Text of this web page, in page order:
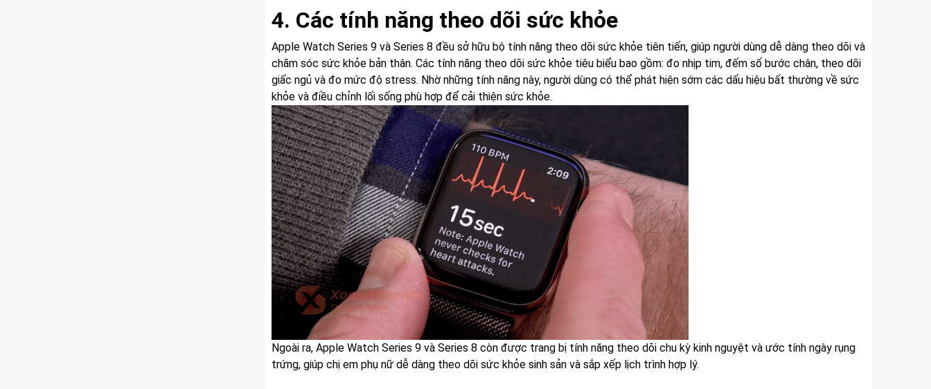
4. Các tính năng theo dõi sức khỏe
Apple Watch Series 9 và Series 8 đều sở hữu bộ tính năng theo dõi sức khỏe tiên tiến, giúp người dùng dễ dàng theo dõi và
chăm sóc sức khỏe bản thân. Các tính năng theo dõi sức khỏe tiêu biểu bao gồm: đo nhịp tim, đếm số bước chân, theo dõi
giấc ngủ và đo mức độ stress. Nhờ những tính năng này, người dùng có thể phát hiện sớm các dấu hiệu bất thường về sức
khỏe và điều chỉnh lối sống phù hợp để cải thiện sức khỏe.
Ngoài ra, Apple Watch Series 9 và Series 8 còn được trang bị tính năng theo dõi chu kỳ kinh nguyệt và ước tính ngày rụng
trứng, giúp chị em phụ nữ dễ dàng theo dõi sức khỏe sinh sản và sắp xếp lịch trình hợp lý.